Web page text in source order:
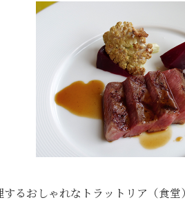
るおしゃれなトラットリア（食堂